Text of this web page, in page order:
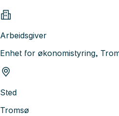
Arbeidsgiver
Enhet for økonomistyring,
Sted
Tromsø